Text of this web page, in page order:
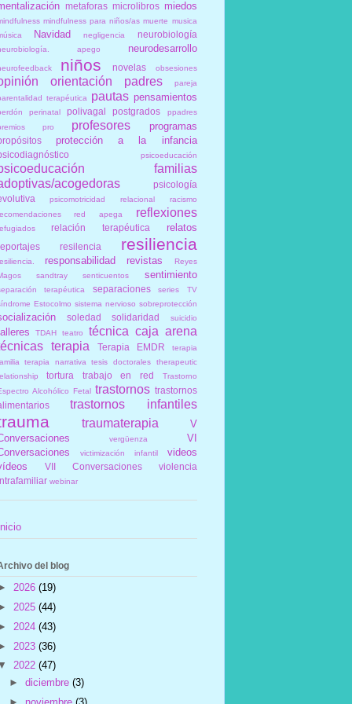
metaforas microlibros miedos
mindfulness para niños/as muerte musica
Navidad negligencia neurobiología
apego neurodesarrollo
niños novelas obsesiones
orientación padres
pareja
terapéutica
pautas pensamientos
perinatal polivagal postgrados
ppadres
pro profesores programas
protección a la infancia
psicoeducación
familias
acogedoras
psicología
psicomotricidad relacional
racismo
red apega reflexiones
relación terapéutica relatos
resilencia resiliencia
responsabilidad revistas
Reyes
sandtray senticuentos sentimiento
terapéutica separaciones
series TV
Estocolmo sistema nervioso sobreprotección
soledad solidaridad suicidio
TDAH teatro
técnica caja arena
terapia Terapia EMDR
terapia
terapia narrativa tesis doctorales
therapeutic
tortura trabajo en red
Trastorno
Alcohólico Fetal trastornos trastornos
trastornos infantiles
traumaterapia
V
vergüenza
VI
victimización infantil
videos
VII Conversaciones
violencia
webinar
del blog
2026 (19)
2025 (44)
2024 (43)
2023 (36)
2022 (47)
►diciembre(3)
► noviembre(3)